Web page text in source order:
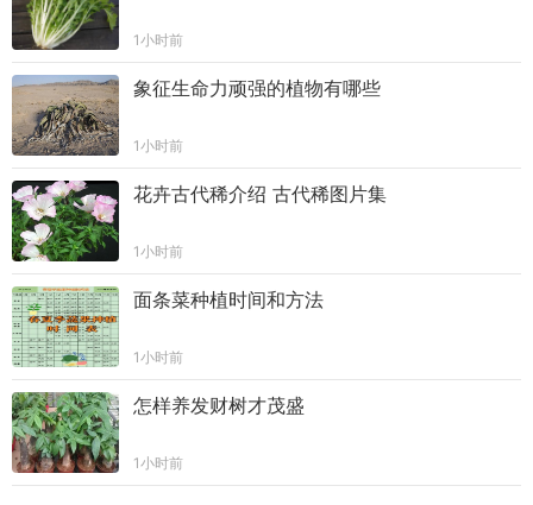
1小时前
象征生命力顽强的植物有哪些
1小时前
花卉古代稀介绍 古代稀图片集
1小时前
面条菜种植时间和方法
1小时前
怎样养发财树才茂盛
1小时前